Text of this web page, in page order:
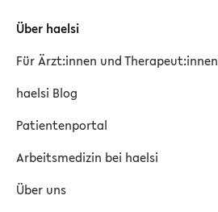
Über haelsi
Für Ärzt:innen und Therapeut:innen
haelsi Blog
Patientenportal
Arbeitsmedizin bei haelsi
Über uns